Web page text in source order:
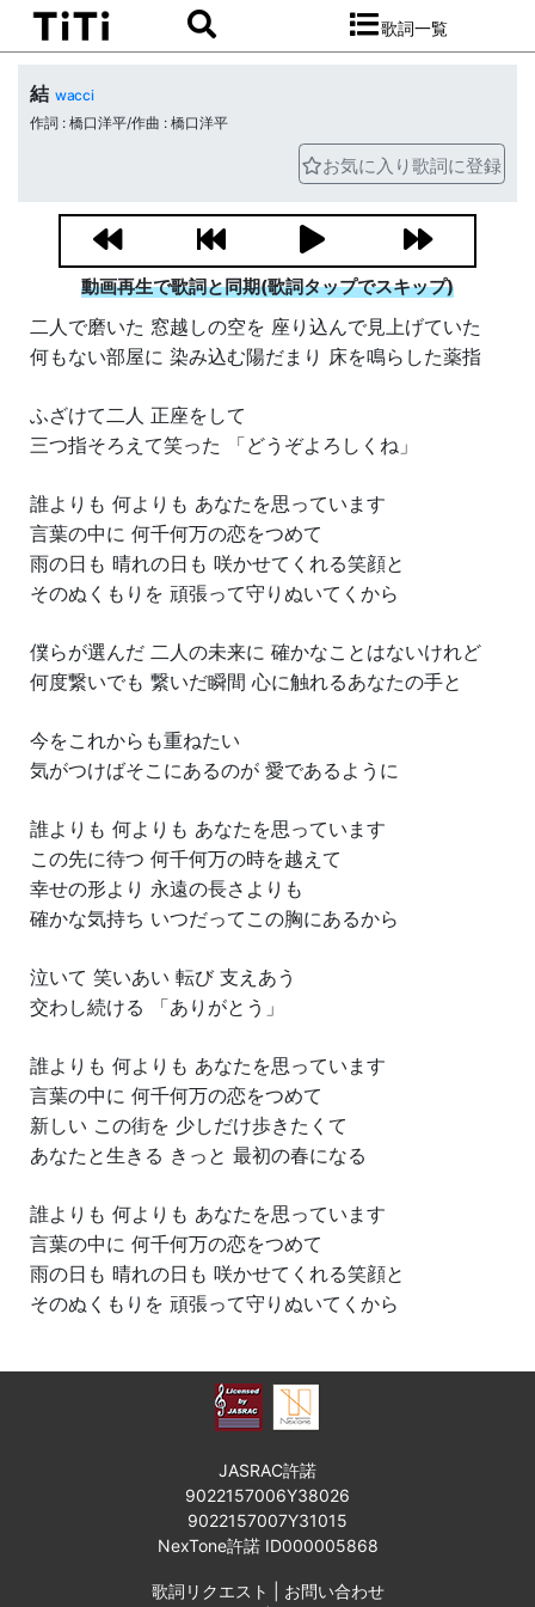
歌詞一覧
結 wacci
作詞 : 橋口洋平/作曲 : 橋口洋平
お気に入り歌詞に登録
動画再生で歌詞と同期(歌詞タップでスキップ)
二人で磨いた 窓越しの空を 座り込んで見上げていた
何もない部屋に 染み込む陽だまり 床を鳴らした薬指
ふざけて二人 正座をして
三つ指そろえて笑った 「どうぞよろしくね」
誰よりも 何よりも あなたを思っています
言葉の中に 何千何万の恋をつめて
雨の日も 晴れの日も 咲かせてくれる笑顔と
そのぬくもりを 頑張って守りぬいてくから
僕らが選んだ 二人の未来に 確かなことはないけれど
何度繋いでも 繋いだ瞬間 心に触れるあなたの手と
今をこれからも重ねたい
気がつけばそこにあるのが 愛であるように
誰よりも 何よりも あなたを思っています
この先に待つ 何千何万の時を越えて
幸せの形より 永遠の長さよりも
確かな気持ち いつだってこの胸にあるから
泣いて 笑いあい 転び 支えあう
交わし続ける 「ありがとう」
誰よりも 何よりも あなたを思っています
言葉の中に 何千何万の恋をつめて
新しい この街を 少しだけ歩きたくて
あなたと生きる きっと 最初の春になる
誰よりも 何よりも あなたを思っています
言葉の中に 何千何万の恋をつめて
雨の日も 晴れの日も 咲かせてくれる笑顔と
そのぬくもりを 頑張って守りぬいてくから
JASRAC許諾
9022157006Y38026
9022157007Y31015
NexTone許諾 ID000005868
歌詞リクエスト
お問い合わせ